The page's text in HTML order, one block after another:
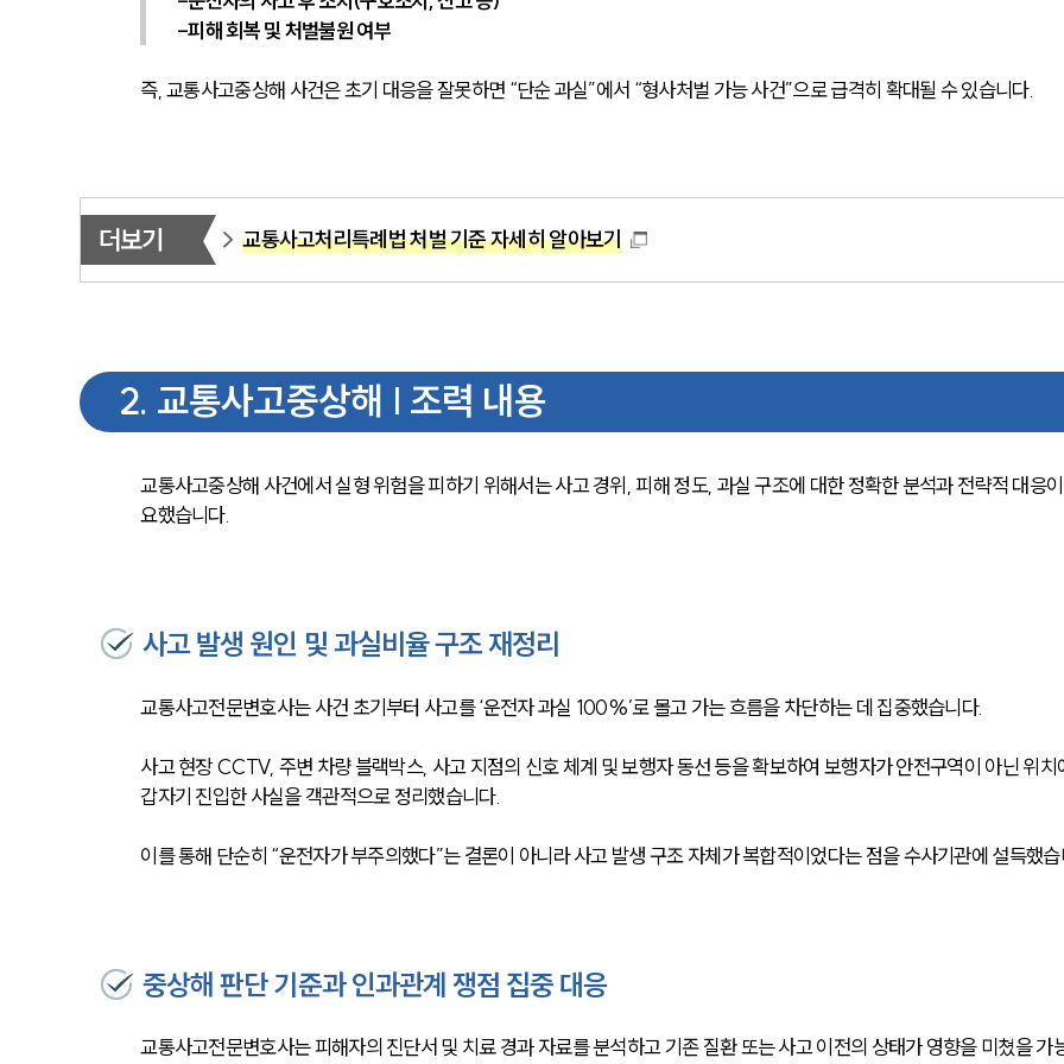
-피해 회복 및 처벌불원 여부
즉, 교통사고중상해 사건은 초기 대응을 잘못하면 “단순 과실”에서 “형사처벌 가능 사건”으로 급격히 확대될 수 있습니다.
더보기 교통사고처리특례법 처벌 기준 자세히 알아보기
2. 교통사고중상해 | 조력 내용
교통사고중상해 사건에서 실형 위험을 피하기 위해서는 사고 경위, 피해 정도, 과실 구조에 대한 정확한 분석과 전략적 대응
요했습니다.
사고 발생 원인 및 과실비율 구조 재정리
교통사고전문변호사는 사건 초기부터 사고를 ‘운전자 과실 100%’로 몰고 가는 흐름을 차단하는 데 집중했습니다.
사고 현장 CCTV, 주변 차량 블랙박스, 사고 지점의 신호 체계 및 보행자 동선 등을 확보하여 보행자가 안전구역이 아닌 위치
갑자기 진입한 사실을 객관적으로 정리했습니다.
이를 통해 단순히 “운전자가 부주의했다”는 결론이 아니라 사고 발생 구조 자체가 복합적이었다는 점을 수사기관에 설득했습
중상해 판단 기준과 인과관계 쟁점 집중 대응
교통사고전문변호사는 피해자의 진단서 및 치료 경과 자료를 분석하고 기존 질환 또는 사고 이전의 상태가 영향을 미쳤을 가